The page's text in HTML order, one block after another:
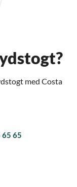
med Costa
65 65